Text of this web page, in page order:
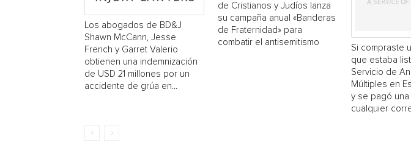
Los abogados de BD&J
Shawn McCann, Jesse
French y Garret Valerio
obtienen una indemnización
de USD 21 millones por un
accidente de grúa en...
de Cristianos y Judíos lanza
su campaña anual «Banderas
de Fraternidad» para
combatir el antisemitismo
Si compraste
que estaba
Servicio de
Múltiples en
y se pagó una
cualquier